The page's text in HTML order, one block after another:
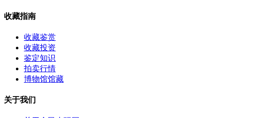
收藏指南
收藏鉴赏
收藏投资
鉴定知识
拍卖行情
博物馆馆藏
关于我们